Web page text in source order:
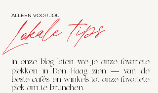
Lokale tips
ALLEEN VOOR JOU
In onze blog laten we je onze favoriete
plekken in Den Haag zien — van de
beste cafés en winkels tot onze favoriete
plek om te brunchen.